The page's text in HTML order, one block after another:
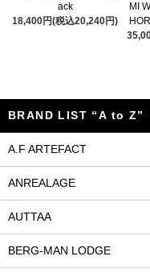
ack
18,400円(税込20,240円)
MI
BRAND LIST “A to Z”
A.F ARTEFACT
ANREALAGE
AUTTAA
BERG-MAN LODGE